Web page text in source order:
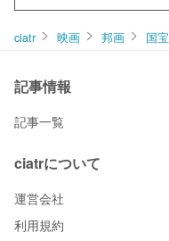
ciatr 映画 邦画 国宝
記事情報
記事一覧
ciatrについて
運営会社
利用規約